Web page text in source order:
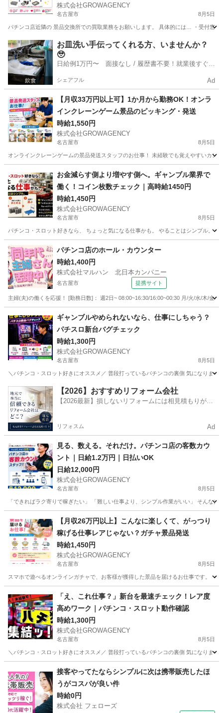
株式会社GROWAGENCY
名古屋市 8月5日
パチンコ店近隣の 景品交換所での買取業務をお願いします。 具体的には… ・受付窓
愛知 名古屋市 パチンコ 景品交換所
お皿洗い手伝ってくれる方、いませんか？
🥹
日給例1万円〜 面接なし / 履歴書不要！就業後すぐに
シェアフル Ad
【月収33万円以上可】1か月から勤務OK！オンラ
インクレーンゲーム景品のピッキング・発送
時給1,550円
株式会社GROWAGENCY
名古屋市 8月5日
オンラインクレーンゲームの景品発送スタッフのお仕事！ 未経験でも覚えやすいカ
ゲームセンター クレーンゲーム
お金減らす側より増やす側へ。ギャンブル業界で
働く！コイン枚数チェック｜高時給1450円
時給1,450円
株式会社GROWAGENCY
名古屋市 8月5日
パチンコ・スロット好きなら、 ちょっと気になる仕事かも。 やることはシンプル。
愛知 名古屋市 パチンコ
パチンコ店のホール・カウンター
時給1,400円
株式会社マルハン 北日本カンパニー
名古屋市 提携サイト
主婦(夫)の働くを応援！ [勤務日数]： 週2日~ 08:00~16:30/16:00~00:30 月/火/水/木/金
パチンコ
ギャンブルやめられないなら、仕事にしちゃう？
パチスロ新台バグチェック
時給1,300円
株式会社GROWAGENCY
名古屋市 8月5日
＼パチンコ・スロット好きにオススメ／ 普段打っているパチンコの裏側 気になりま
愛知 名古屋市 パチンコ スロット
【2026】おすすめリフォーム会社
【2026最新】損しないリフォームには相見積もりが不
リフォスム Ad
見る、数える。それだけ。パチンコ店の客数カウ
ント｜日給1.2万円｜日払いOK
日給12,000円
株式会社GROWAGENCY
名古屋市 8月5日
「できればラク寄りで稼ぎたい」 「難しい仕事より、シンプル作業がいい」 そんな
パチンコ パチンコ店
【月収26万円以上】こんなに楽しくて、がっつり
稼げる仕事レアじゃない？ガチャ景品発送
時給1,450円
株式会社GROWAGENCY
名古屋市 8月5日
スマホで遊べるオンラインガチャで、お客様が獲得した景品を届けるお仕事です。
ゲームセンター 景品
「え、これ仕事？」新台を最速チェック！レア度
高めワーク｜パチンコ・スロット動作確認
時給1,300円
株式会社GROWAGENCY
名古屋市 8月5日
＼パチンコ・スロット好きにオススメ／ 普段打っているパチンコの裏側 気になりま
パチンコ スロット
接客やってたならシンプルに次は携帯販売したほ
うがコスパが良い件
時給0円
株式会社 フェローズ